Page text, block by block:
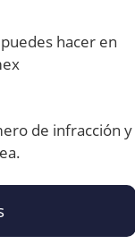
hacer en
de infracción y